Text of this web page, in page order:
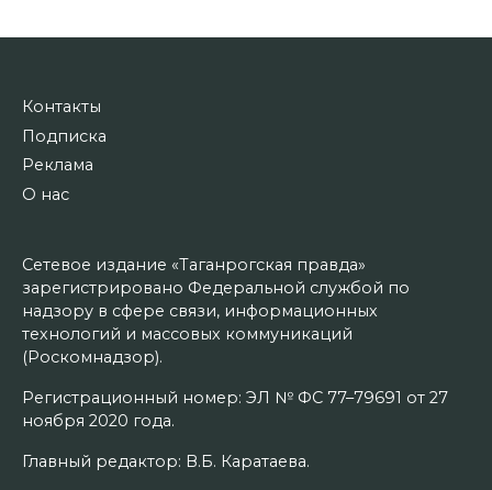
Контакты
Подписка
Реклама
О нас
Сетевое издание «Таганрогская правда»
зарегистрировано Федеральной службой по
надзору в сфере связи, информационных
технологий и массовых коммуникаций
(Роскомнадзор).
Регистрационный номер: ЭЛ № ФС 77–79691 от 27
ноября 2020 года.
Главный редактор: В.Б. Каратаева.